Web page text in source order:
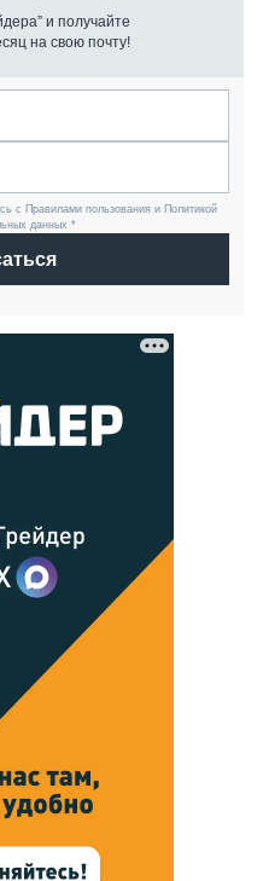
и получайте
на свою почту!
с Правилами пользования и Политикой
данных *